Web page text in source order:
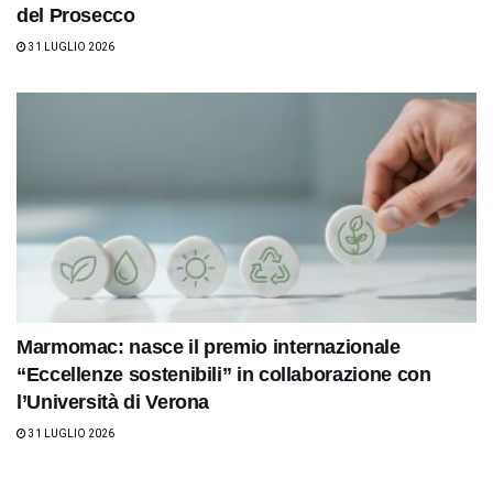
del Prosecco
31 LUGLIO 2026
Marmomac: nasce il premio internazionale
“Eccellenze sostenibili” in collaborazione con
l’Università di Verona
31 LUGLIO 2026